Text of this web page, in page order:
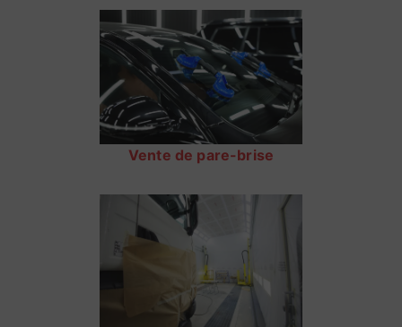
Vente de pare-brise